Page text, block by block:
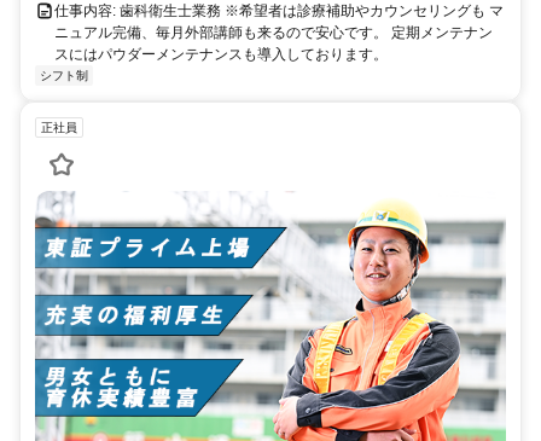
仕事内容: 歯科衛生士業務 ※希望者は診療補助やカウンセリングも マ
ニュアル完備、毎月外部講師も来るので安心です。 定期メンテナン
スにはパウダーメンテナンスも導入しております。
シフト制
正社員